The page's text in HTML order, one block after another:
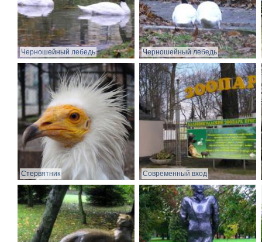
Черношейный лебедь Черношейный лебедь
Стервятник Современный вход